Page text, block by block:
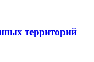
территорий